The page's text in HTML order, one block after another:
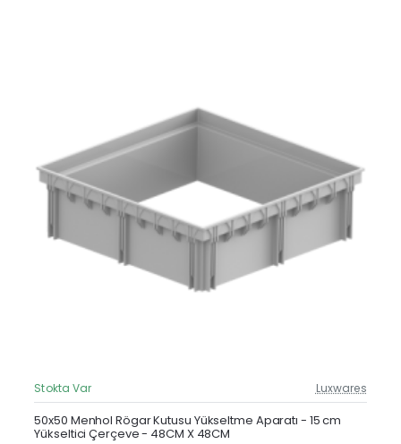
Güncel Fiyat
Yeni Ürün
Stokta Var Luxwares
50x50 Menhol Rögar Kutusu Yükseltme Aparatı - 15 cm
Yükseltici Çerçeve - 48CM X 48CM